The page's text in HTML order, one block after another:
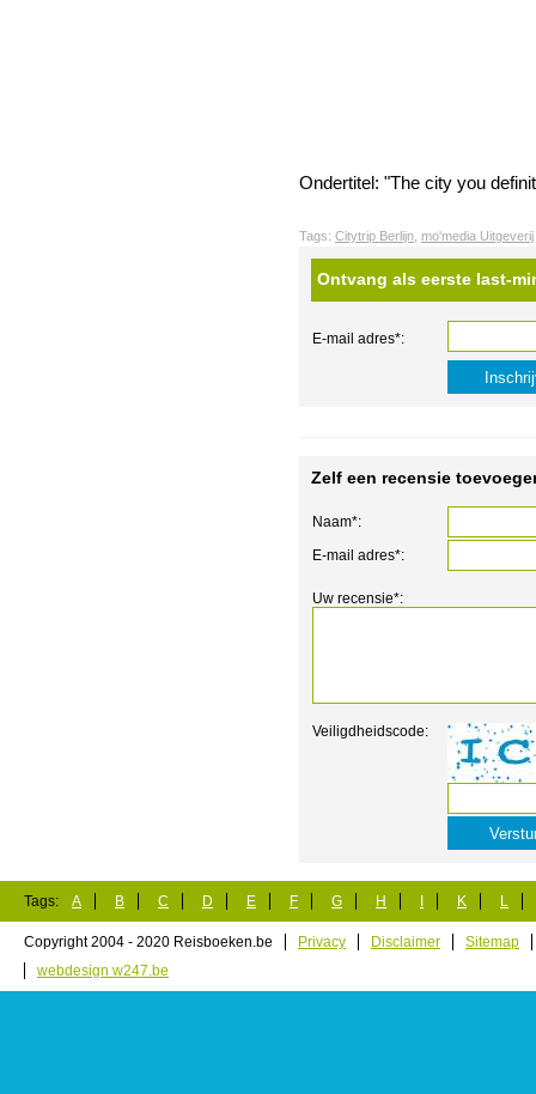
Ondertitel: "The city you
Tags: Citytrip Berlijn mo'media Uitgeverij
Ontvang als eerste last-
E-mail adres*:
Zelf een recensie
Naam*:
E-mail adres*:
Uw recensie*:
Veiligdheidscode:
Tags: A B C D E F G H K L
Copyright 2004 - 2020 Reisboeken.be Privacy Disclaimer
Sitemap
webdesign w247.be